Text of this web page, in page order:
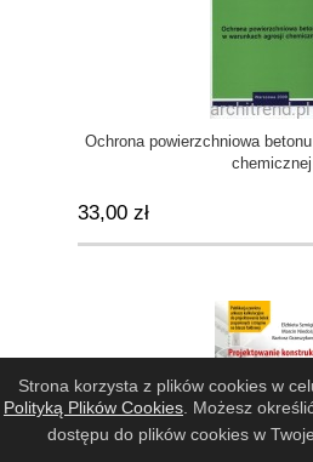
Strona korzysta z plików cookies w
Polityką Plików Cookies . Możesz
dostępu do plików cookies w
Ochrona powierzchniowa
chemicznej
33,00 zł